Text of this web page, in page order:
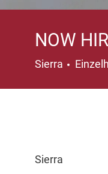
NOW
Sierra
Sierra